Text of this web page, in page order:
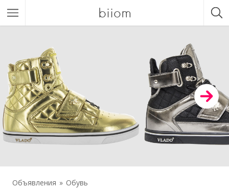
biiom
Объявления Обувь